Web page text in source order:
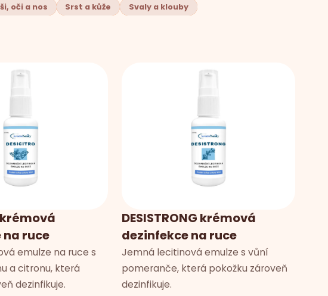
oči a nos Srst a kůže Svaly a klouby
krémová
na ruce
emulze na ruce s
a citronu, která
dezinfikuje.
DESISTRONG krémová
dezinfekce na ruce
Jemná lecitinová emulze s vůní
pomeranče, která pokožku zároveň
dezinfikuje.